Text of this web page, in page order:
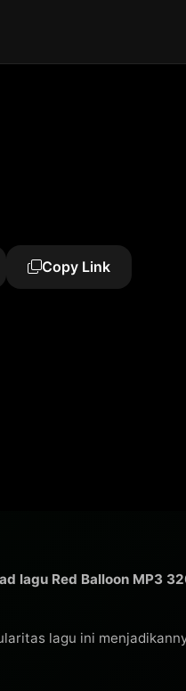
Copy Link
lagu Red Balloon MP3
lagu ini